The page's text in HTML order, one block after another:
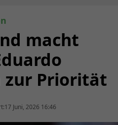
macht
zur Priorität
17 Juni, 2026 16:46